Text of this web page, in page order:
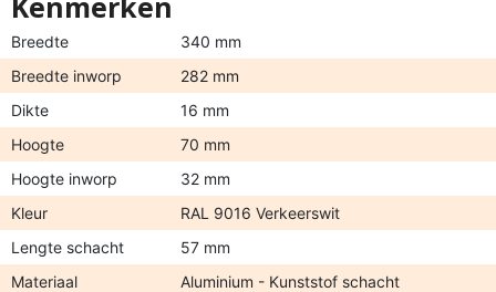
Breedte
340 mm
Breedte inworp
282 mm
Dikte
16 mm
Hoogte
70 mm
Hoogte inworp
32 mm
Kleur
RAL 9016 Verkeerswit
Lengte schacht
57 mm
Materiaal
Aluminium - Kunststof schacht